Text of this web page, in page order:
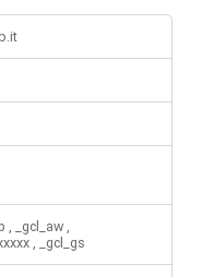
, _gcl_aw,
, _gcl_gs